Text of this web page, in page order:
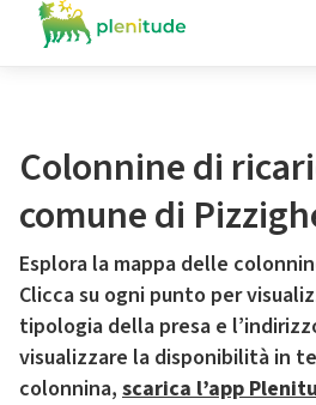
Colonnine di
comune di
Esplora la mappa delle
Clicca su ogni punto per
tipologia della presa e
visualizzare la disponibilità in
colonnina, scarica l’app